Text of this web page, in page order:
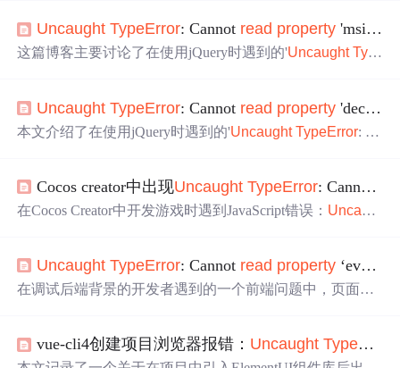
Uncaught TypeError: Cannot read property 'msie' of
这篇博客主要讨论了在使用jQuery时遇到的'Uncaught Typ
即创建一个新的JS文件，将特定代码放入其中，并将其引
入到网页以修复问题。
Uncaught TypeError: Cannot read property 'decimalSeparator' of
本文介绍了在使用jQuery时遇到的'Uncaught TypeError: Ca
决方案，特别提到了需要引入grid.locale-cn.js来解决该问
题。
Cocos creator中出现Uncaught TypeError: Cannot
在Cocos Creator中开发游戏时遇到JavaScript错误： Uncaug
点上，而是函数中使用this的问题。官方文档在外部定义了
var self = this，而我直接使用了this。修正后问题解决，但
Uncaught TypeError: Cannot read property ‘events‘ of
在调试后端背景的开发者遇到的一个前端问题中，页面中
步测试，发现在弹窗文字框代码的第15行多了一个逗号，
修正此错误后问题得到解决，提醒开发者注意细节的重要
vue-cli4创建项目浏览器报错： Uncaught TypeError